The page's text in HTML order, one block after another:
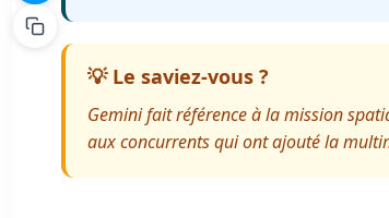
💡 Le saviez-vous ?
Gemini fait référence à la mission
aux concurrents qui ont ajouté la